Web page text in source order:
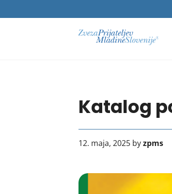
Katalog
12. maja, 2025 byzpms